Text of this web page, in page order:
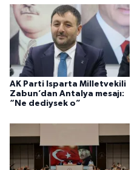
AK Parti Isparta Milletvekili
Zabun’dan Antalya mesajı:
“Ne dediysek o”